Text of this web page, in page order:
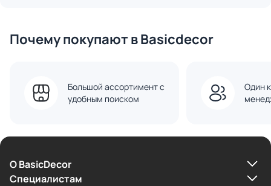
Почему покупают в Basicdecor
Большой ассортимент с
удобным поиском
Один
О BasicDecor
Cпециалистам